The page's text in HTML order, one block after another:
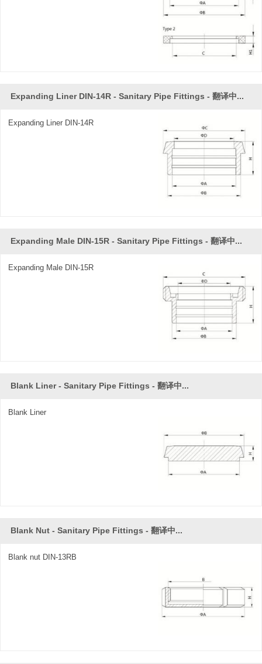
Expanding Liner DIN-14R - Sanitary Pipe Fittings - 翻译中...
Expanding Liner DIN-14R
Expanding Male DIN-15R - Sanitary Pipe Fittings - 翻译中...
Expanding Male DIN-15R
Blank Liner - Sanitary Pipe Fittings - 翻译中...
Blank Liner
Blank Nut - Sanitary Pipe Fittings - 翻译中...
Blank nut DIN-13RB